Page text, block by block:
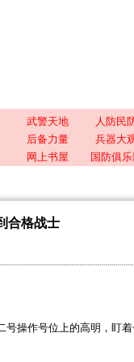
武警天地 人防民
后备力量 兵器大
网上书屋 国防俱
合格战士
号操作号位上的高明，盯